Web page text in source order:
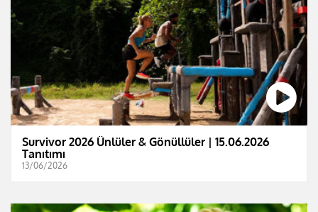
Survivor 2026 Ünlüler & Gönüllüler | 15.06.2026
Tanıtımı
13/06/2026